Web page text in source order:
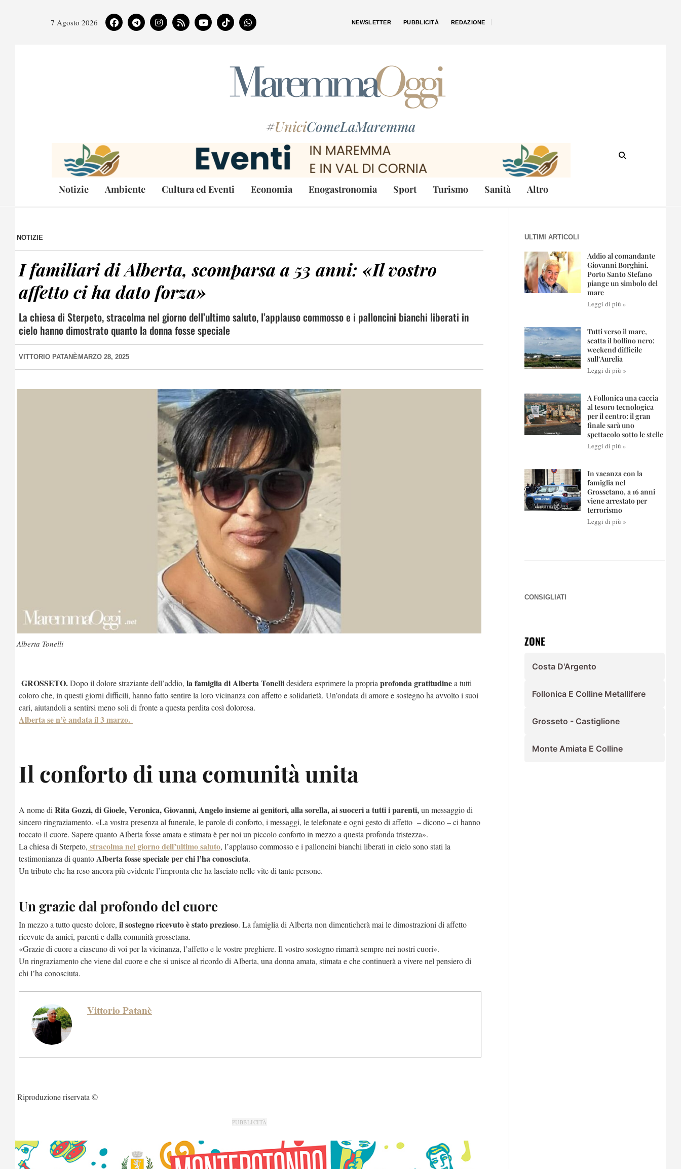
7 Agosto 2026 NEWSLETTER PUBBLICITÀ REDAZIONE
#UniciComeLaMaremma
Notizie Ambiente Cultura ed Eventi Economia Enogastronomia Sport Turismo Sanità Altro
NOTIZIE
I familiari di Alberta, scomparsa a 53 anni: «Il vostro
affetto ci ha dato forza»
La chiesa di Sterpeto, stracolma nel giorno dell’ultimo saluto, l’applauso commosso e i palloncini bianchi liberati in
cielo hanno dimostrato quanto la donna fosse speciale
VITTORIO PATANÈ MARZO 28, 2025
Alberta Tonelli
GROSSETO.Dopo il dolore straziante dell’addio, la famiglia di Alberta Tonellidesidera esprimere la propria profonda gratitudinea tutti
coloro che, in questi giorni difficili, hanno fatto sentire la loro vicinanza con affetto e solidarietà. Un’ondata di amore e sostegno ha avvolto i suoi
cari, aiutandoli a sentirsi meno soli di fronte a questa perdita così dolorosa.
Alberta se n’è andata il 3 marzo.
Il conforto di una comunità unita
A nome di Rita Gozzi, di Gioele, Veronica, Giovanni, Angelo insieme ai genitori, alla sorella, ai suoceri a tutti i parenti,un messaggio di
sincero ringraziamento. «La vostra presenza al funerale, le parole di conforto, i messaggi, le telefonate e ogni gesto di affetto – dicono – ci hanno
toccato il cuore. Sapere quanto Alberta fosse amata e stimata è per noi un piccolo conforto in mezzo a questa profonda tristezza».
La chiesa di Sterpeto, stracolma nel giorno dell’ultimo saluto, l’applauso commosso e i palloncini bianchi liberati in cielo sono stati la
testimonianza di quantoAlberta fosse speciale per chi l’ha conosciuta.
Un tributo che ha reso ancora più evidente l’impronta che ha lasciato nelle vite di tante persone.
Un grazie dal profondo del cuore
In mezzo a tutto questo dolore, il sostegno ricevuto è stato prezioso. La famiglia di Alberta non dimenticherà mai le dimostrazioni di affetto
ricevute da amici, parenti e dalla comunità grossetana.
«Grazie di cuore a ciascuno di voi per la vicinanza, l’affetto e le vostre preghiere. Il vostro sostegno rimarrà sempre nei nostri cuori».
Un ringraziamento che viene dal cuore e che si unisce al ricordo di Alberta, una donna amata, stimata e che continuerà a vivere nel pensiero di
chi l’ha conosciuta.
Vittorio Patanè
Riproduzione riservata ©
PUBBLICITÀ
ULTIMI ARTICOLI
Addio al comandante
Giovanni Borghini.
Porto Santo Stefano
piange un simbolo del
mare
Leggi di più »
Tutti verso il mare,
scatta il bollino nero:
weekend difficile
sull’Aurelia
Leggi di più »
A Follonica una caccia
al tesoro tecnologica
per il centro: il gran
finale sarà uno
spettacolo sotto le stelle
Leggi di più »
In vacanza con la
famiglia nel
Grossetano, a 16 anni
viene arrestato per
terrorismo
Leggi di più »
CONSIGLIATI
ZONE
Costa D'Argento
Follonica E Colline Metallifere
Grosseto - Castiglione
Monte Amiata E Colline